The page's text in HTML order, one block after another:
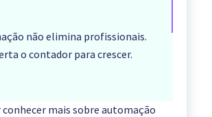
não elimina profissionais.
o contador para crescer.
conhecer mais sobre automação